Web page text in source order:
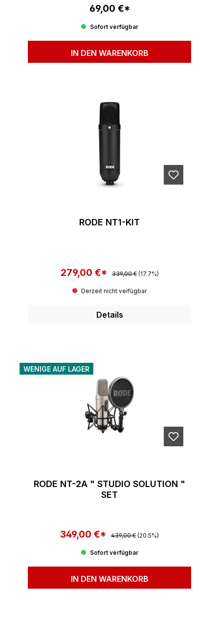
Regulärer Preis:
69,00 €*
Sofort verfügbar
IN DEN WARENKORB
RODE NT1-KIT
Verkaufspreis:
279,00 €* Regulärer Preis:
339,00 € (17.7%)
Derzeit nicht verfügbar
Details
WENIGE AUF LAGER
RODE NT-2A " STUDIO SOLUTION "
SET
Verkaufspreis:
349,00 €* Regulärer Preis:
439,00 € (20.5%)
Sofort verfügbar
IN DEN WARENKORB